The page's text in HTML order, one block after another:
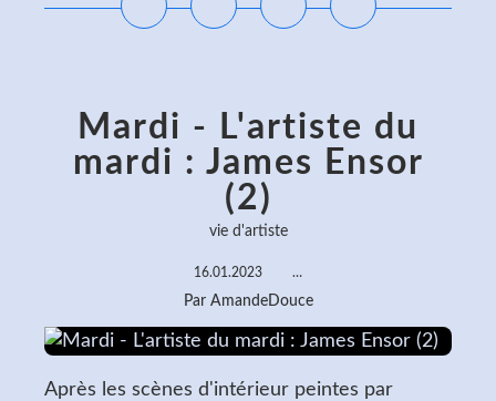
Mardi - L'artiste du
mardi : James Ensor
(2)
vie d'artiste
16.01.2023 …
Par AmandeDouce
Après les scènes d'intérieur peintes par